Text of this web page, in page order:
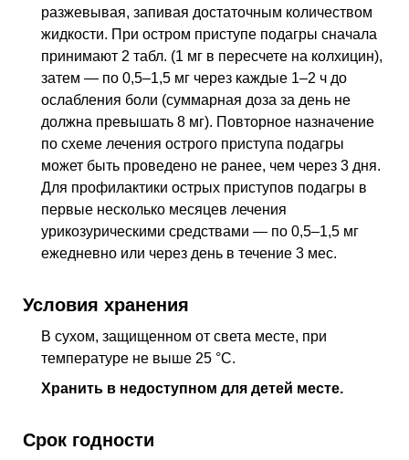
разжевывая, запивая достаточным количеством
жидкости. При остром приступе подагры сначала
принимают 2 табл. (1 мг в пересчете на колхицин),
затем — по 0,5–1,5 мг через каждые 1–2 ч до
ослабления боли (суммарная доза за день не
должна превышать 8 мг). Повторное назначение
по схеме лечения острого приступа подагры
может быть проведено не ранее, чем через 3 дня.
Для профилактики острых приступов подагры в
первые несколько месяцев лечения
урикозурическими средствами — по 0,5–1,5 мг
ежедневно или через день в течение 3 мес.
Условия хранения
В сухом, защищенном от света месте, при
температуре не выше 25 °C.
Хранить в недоступном для детей месте.
Срок годности